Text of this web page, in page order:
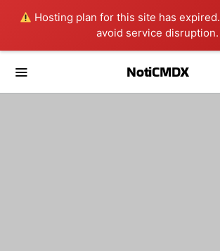
Hosting plan for this site has expired.
avoid service disruption.
NotiCMDX